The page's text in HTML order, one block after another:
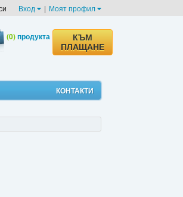
Вход | Моят профил
(0)продукта
КЪМ
ПЛАЩАНЕ
КОНТАКТИ